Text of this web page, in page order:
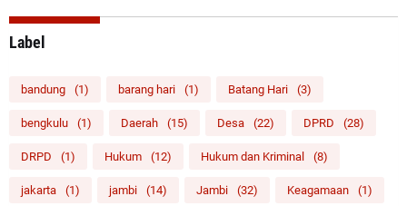
Label
bandung (1) barang hari (1) Batang Hari (3)
bengkulu (1) Daerah (15) Desa (22) DPRD (28)
DRPD (1) Hukum (12) Hukum dan Kriminal (8)
jakarta (1) jambi (14) Jambi (32) Keagamaan (1)